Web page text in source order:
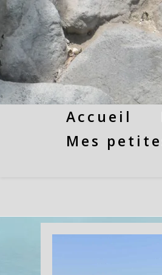
Skip
content
Accueil
Mes